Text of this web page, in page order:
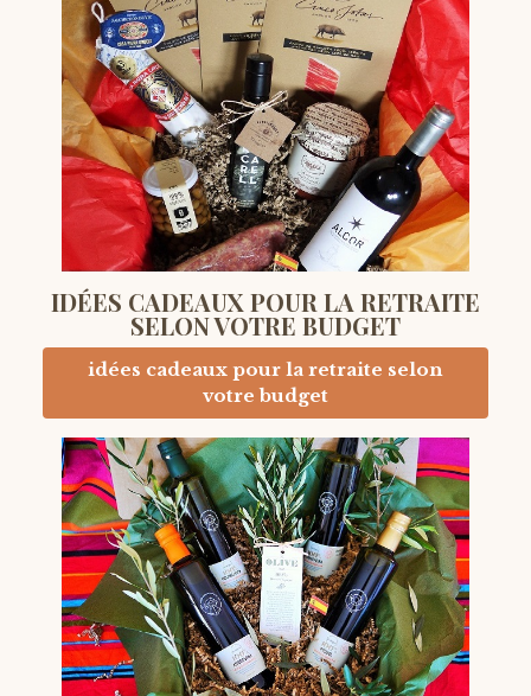
IDÉES CADEAUX POUR LA RETRAITE
SELON VOTRE BUDGET
idées cadeaux pour la retraite selon
votre budget